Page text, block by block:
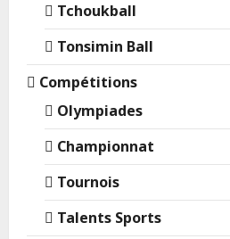
Tchoukball
Tonsimin Ball
Compétitions
Olympiades
Championnat
Tournois
Talents Sports